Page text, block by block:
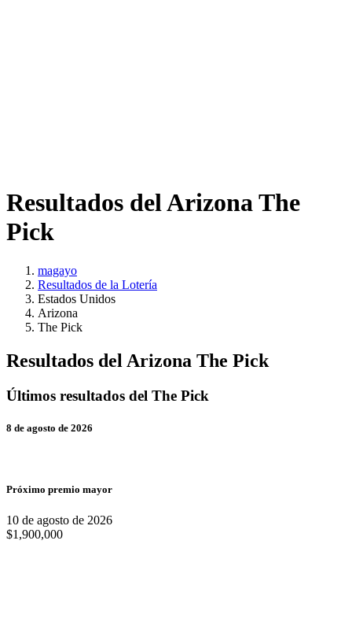
Resultados del Arizona The
Pick
magayo
Resultados de la Lotería
Estados Unidos
Arizona
The Pick
Resultados del Arizona The Pick
Últimos resultados del The Pick
8 de agosto de 2026
Próximo premio mayor
10 de agosto de 2026
$1,900,000